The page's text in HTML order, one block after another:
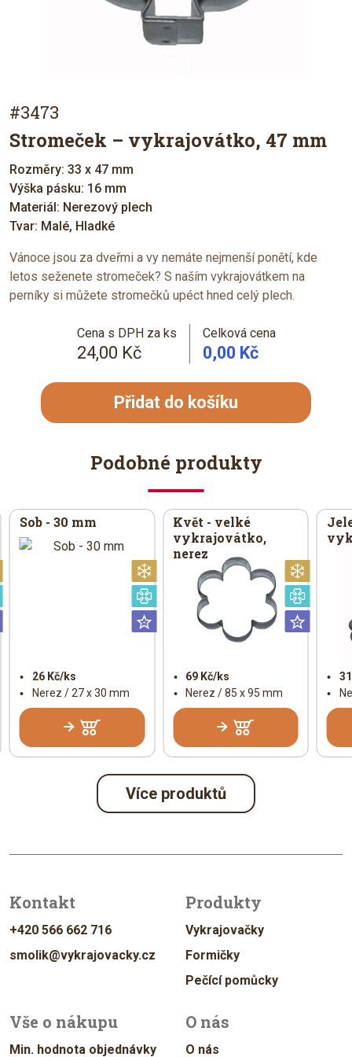
#3473
Stromeček – vykrajovátko, 47 mm
Rozměry: 33 x 47 mm
Výška pásku: 16 mm
Materiál: Nerezový plech
Tvar: Malé, Hladké
Vánoce jsou za dveřmi a vy nemáte nejmenší ponětí, kde
letos seženete stromeček? S naším vykrajovátkem na
perníky si můžete stromečků upéct hned celý plech.
Cena s DPH za ks
24,00 Kč
Celková cena
0,00 Kč
Přidat do košíku
Podobné produkty
Vánoční
Speciální
Universální
Sob - 30 mm
26 Kč/ks
Nerez / 27 x 30 mm
Květ - velké
vykrajovátko,
nerez
69 Kč/ks
Nerez / 85 x 95 mm
Více produktů
Kontakt
+420 566 662 716
smolik@vykrajovacky.cz
Produkty
Vykrajovačky
Formičky
Pečící pomůcky
Vše o nákupu
Min. hodnota objednávky
O nás
O nás